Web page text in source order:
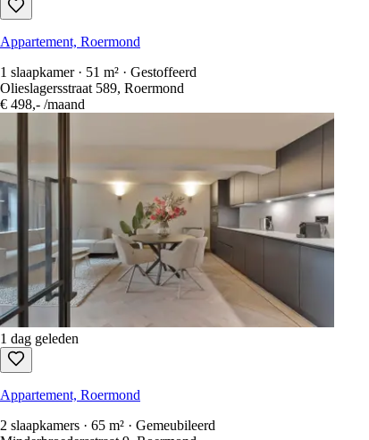
Appartement, Roermond
1 slaapkamer · 51 m² · Gestoffeerd
Olieslagersstraat 589, Roermond
€ 498,- /maand
1 dag geleden
Appartement, Roermond
2 slaapkamers · 65 m² · Gemeubileerd